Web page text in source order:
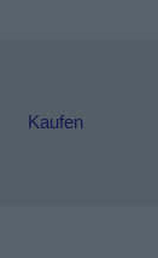
Kaufen